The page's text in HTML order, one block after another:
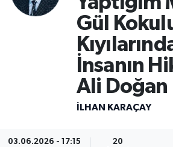
Gül
İnsanın
Ali Doğan
İLHAN KARAÇAY
03.06.2026 - 17:15 20
Konferans
Yurtdışı Gezi
Yurtiçi Gezi
Ziyaretler
Hakkımızda
Kocaeli Trafik Yoğunluk
Süper Lig Puan Durumu ve
Tüm Manşetler
Son Dakika Haberleri
Haber Arşivi